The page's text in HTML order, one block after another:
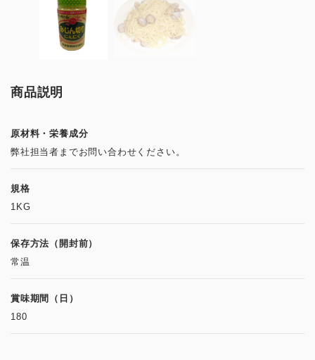
商品説明
原材料・栄養成分
弊社担当者までお問い合わせください。
規格
1KG
保存方法（開封前）
常温
賞味期間（日）
180